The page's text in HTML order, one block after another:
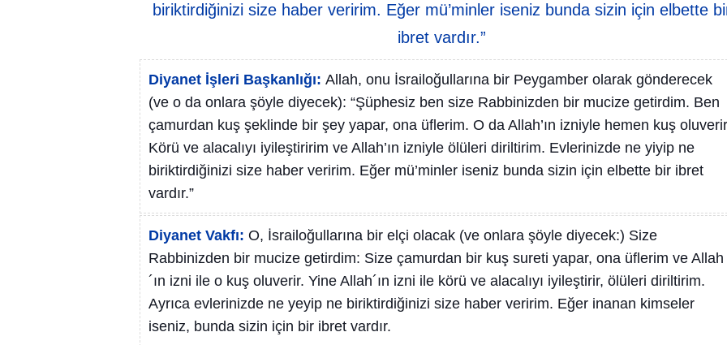
biriktirdiğinizi size haber veririm. Eğer mü’minler iseniz bunda sizin için elbette
ibret vardır.”
Diyanet İşleri Başkanlığı: Allah, onu İsrailoğullarına bir Peygamber olarak gönderecek
(ve o da onlara şöyle diyecek): “Şüphesiz ben size Rabbinizden bir mucize getirdim. Ben
çamurdan kuş şeklinde bir şey yapar, ona üflerim. O da Allah’ın izniyle hemen kuş
Körü ve alacalıyı iyileştiririm ve Allah’ın izniyle ölüleri diriltirim. Evlerinizde ne yiyip ne
biriktirdiğinizi size haber veririm. Eğer mü’minler iseniz bunda sizin için elbette bir ibret
vardır.”
Diyanet Vakfı: O, İsrailoğullarına bir elçi olacak (ve onlara şöyle diyecek:) Size
Rabbinizden bir mucize getirdim: Size çamurdan bir kuş sureti yapar, ona üflerim ve Allah
´ın izni ile o kuş oluverir. Yine Allah´ın izni ile körü ve alacalıyı iyileştirir, ölüleri diriltirim.
Ayrıca evlerinizde ne yeyip ne biriktirdiğinizi size haber veririm. Eğer inanan kimseler
iseniz, bunda sizin için bir ibret vardır.